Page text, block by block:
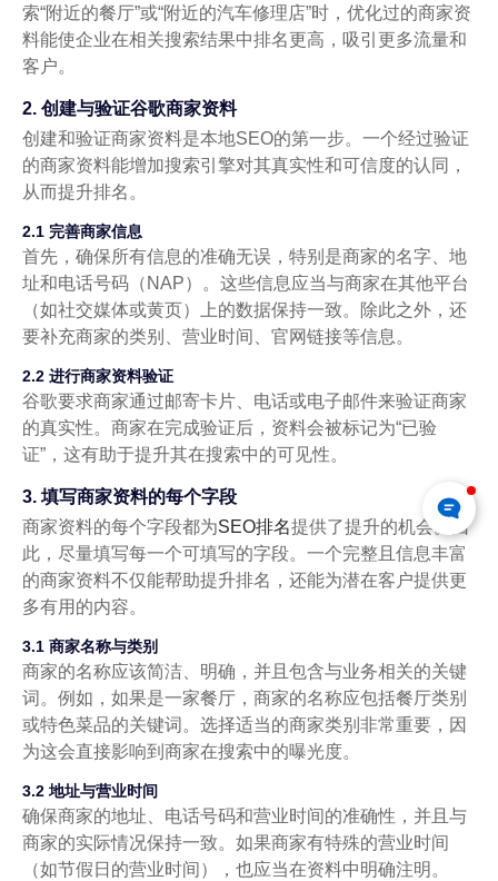
索“附近的餐厅”或“附近的汽车修理店”时，优化过的商家资
料能使企业在相关搜索结果中排名更高，吸引更多流量和
客户。
2. 创建与验证谷歌商家资料
创建和验证商家资料是本地SEO的第一步。一个经过验证
的商家资料能增加搜索引擎对其真实性和可信度的认同，
从而提升排名。
2.1 完善商家信息
首先，确保所有信息的准确无误，特别是商家的名字、地
址和电话号码（NAP）。这些信息应当与商家在其他平台
（如社交媒体或黄页）上的数据保持一致。除此之外，还
要补充商家的类别、营业时间、官网链接等信息。
2.2 进行商家资料验证
谷歌要求商家通过邮寄卡片、电话或电子邮件来验证商家
的真实性。商家在完成验证后，资料会被标记为“已验
证”，这有助于提升其在搜索中的可见性。
3. 填写商家资料的每个字段
商家资料的每个字段都为SEO排名提供了提升的机会。因
此，尽量填写每一个可填写的字段。一个完整且信息丰富
的商家资料不仅能帮助提升排名，还能为潜在客户提供更
多有用的内容。
3.1 商家名称与类别
商家的名称应该简洁、明确，并且包含与业务相关的关键
词。例如，如果是一家餐厅，商家的名称应包括餐厅类别
或特色菜品的关键词。选择适当的商家类别非常重要，因
为这会直接影响到商家在搜索中的曝光度。
3.2 地址与营业时间
确保商家的地址、电话号码和营业时间的准确性，并且与
商家的实际情况保持一致。如果商家有特殊的营业时间
（如节假日的营业时间），也应当在资料中明确注明。